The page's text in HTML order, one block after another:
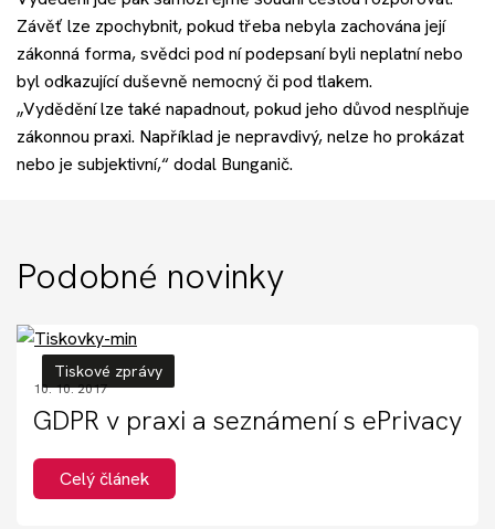
Závěť lze zpochybnit, pokud třeba nebyla zachována její
zákonná forma, svědci pod ní podepsaní byli neplatní nebo
byl odkazující duševně nemocný či pod tlakem.
„Vydědění lze také napadnout, pokud jeho důvod nesplňuje
zákonnou praxi. Například je nepravdivý, nelze ho prokázat
nebo je subjektivní,“ dodal Bunganič.
Podobné novinky
Tiskové zprávy
10. 10. 2017
GDPR v praxi a seznámení s ePrivacy
Celý článek